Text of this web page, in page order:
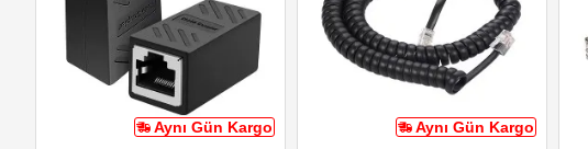
Aynı Gün Kargo Aynı Gün Kargo